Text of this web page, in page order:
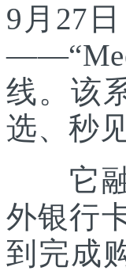
9月27
线。该
选、秒
它融
外银行
到完成